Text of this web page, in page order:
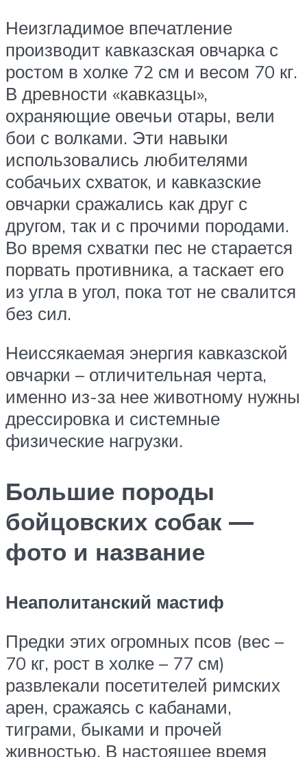
Неизгладимое впечатление
производит кавказская овчарка с
ростом в холке 72 см и весом 70 кг.
В древности «кавказцы»,
охраняющие овечьи отары, вели
бои с волками. Эти навыки
использовались любителями
собачьих схваток, и кавказские
овчарки сражались как друг с
другом, так и с прочими породами.
Во время схватки пес не старается
порвать противника, а таскает его
из угла в угол, пока тот не свалится
без сил.
Неиссякаемая энергия кавказской
овчарки – отличительная черта,
именно из-за нее животному нужны
дрессировка и системные
физические нагрузки.
Большие породы
бойцовских собак —
фото и название
Неаполитанский мастиф
Предки этих огромных псов (вес –
70 кг, рост в холке – 77 см)
развлекали посетителей римских
арен, сражаясь с кабанами,
тиграми, быками и прочей
живностью. В настоящее время